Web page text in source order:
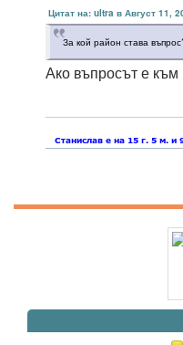
Цитат на: ultra в Август 11,
За кой район става
Ако въпросът е